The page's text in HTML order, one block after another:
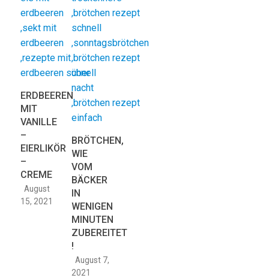
ERDBEEREN
MIT
VANILLE
–
EIERLIKÖR
–
CREME
August
15, 2021
BRÖTCHEN,
WIE
VOM
BÄCKER
IN
WENIGEN
MINUTEN
ZUBEREITET
!
August 7,
2021